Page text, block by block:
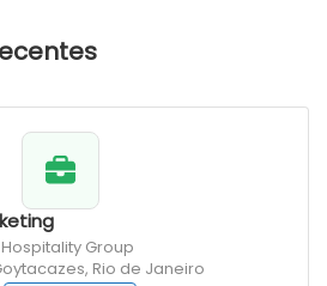
Group
Rio de Janeiro